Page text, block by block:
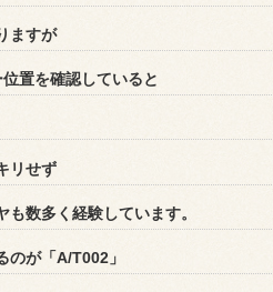
ますが
置を確認していると
リせず
数多く経験しています。
のが「A/T002」